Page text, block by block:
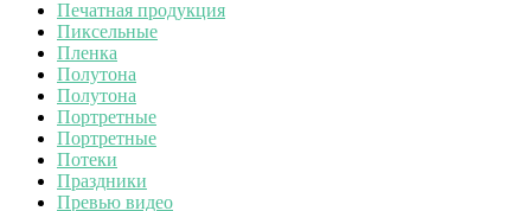
Печатная продукция
Пиксельные
Пленка
Полутона
Полутона
Портретные
Портретные
Потеки
Праздники
Превью видео